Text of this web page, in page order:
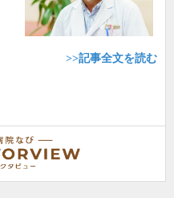
>>記事全文を読む